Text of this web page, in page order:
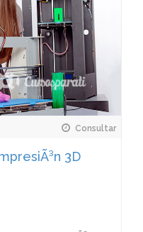
Consultar
3D